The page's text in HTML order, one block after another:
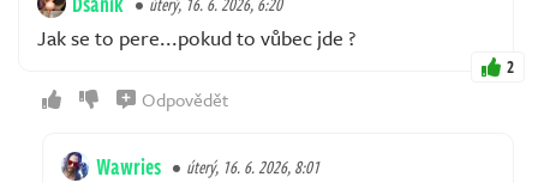
Jak se to pere...pokud to vůbec jde ?
2
Odpovědět
Wawries úterý, 16. 6. 2026, 8:01